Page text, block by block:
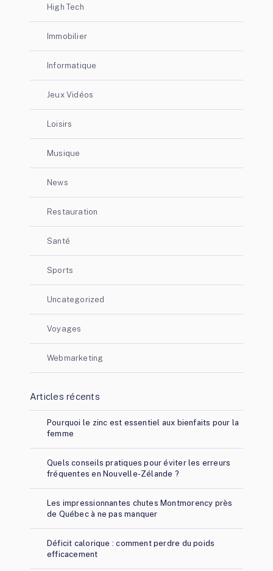
High Tech
Immobilier
Informatique
Jeux Vidéos
Loisirs
Musique
News
Restauration
Santé
Sports
Uncategorized
Voyages
Webmarketing
Articles récents
Pourquoi le zinc est essentiel aux bienfaits pour la
femme
Quels conseils pratiques pour éviter les erreurs
fréquentes en Nouvelle-Zélande ?
Les impressionnantes chutes Montmorency près
de Québec à ne pas manquer
Déficit calorique : comment perdre du poids
efficacement